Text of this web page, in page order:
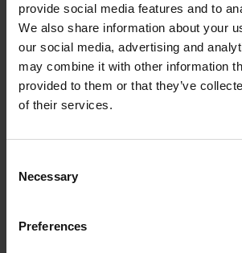
provide social media features and to
We also share information about your
our social media, advertising and
may combine it with other information
provided to them or that they’ve
of their services.
Selection
Necessary
Preferences
Golvskärm Softline 30
2350 kr